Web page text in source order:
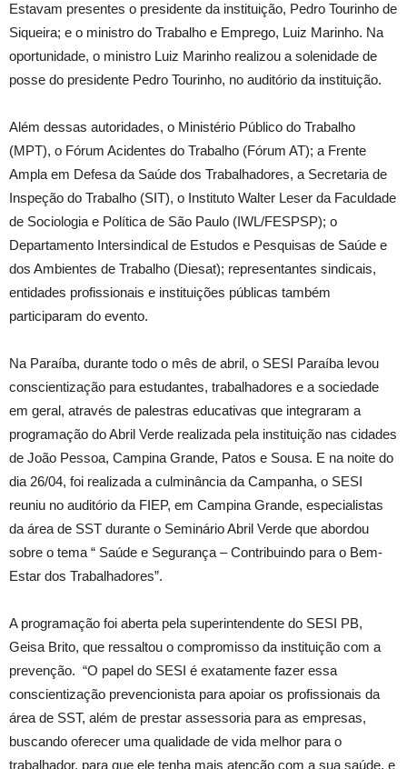
Estavam presentes o presidente da instituição, Pedro Tourinho de
Siqueira; e o ministro do Trabalho e Emprego, Luiz Marinho. Na
oportunidade, o ministro Luiz Marinho realizou a solenidade de
posse do presidente Pedro Tourinho, no auditório da instituição.
Além dessas autoridades, o Ministério Público do Trabalho
(MPT), o Fórum Acidentes do Trabalho (Fórum AT); a Frente
Ampla em Defesa da Saúde dos Trabalhadores, a Secretaria de
Inspeção do Trabalho (SIT), o Instituto Walter Leser da Faculdade
de Sociologia e Política de São Paulo (IWL/FESPSP); o
Departamento Intersindical de Estudos e Pesquisas de Saúde e
dos Ambientes de Trabalho (Diesat); representantes sindicais,
entidades profissionais e instituições públicas também
participaram do evento.
Na Paraíba, durante todo o mês de abril, o SESI Paraíba levou
conscientização para estudantes, trabalhadores e a sociedade
em geral, através de palestras educativas que integraram a
programação do Abril Verde realizada pela instituição nas cidades
de João Pessoa, Campina Grande, Patos e Sousa. E na noite do
dia 26/04, foi realizada a culminância da Campanha, o SESI
reuniu no auditório da FIEP, em Campina Grande, especialistas
da área de SST durante o Seminário Abril Verde que abordou
sobre o tema “ Saúde e Segurança – Contribuindo para o Bem-
Estar dos Trabalhadores”.
A programação foi aberta pela superintendente do SESI PB,
Geisa Brito, que ressaltou o compromisso da instituição com a
prevenção. “O papel do SESI é exatamente fazer essa
conscientização prevencionista para apoiar os profissionais da
área de SST, além de prestar assessoria para as empresas,
buscando oferecer uma qualidade de vida melhor para o
trabalhador, para que ele tenha mais atenção com a sua saúde, e